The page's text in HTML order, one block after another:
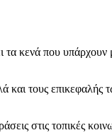
κενά που υπάρχουν
και τους
στις τοπικές